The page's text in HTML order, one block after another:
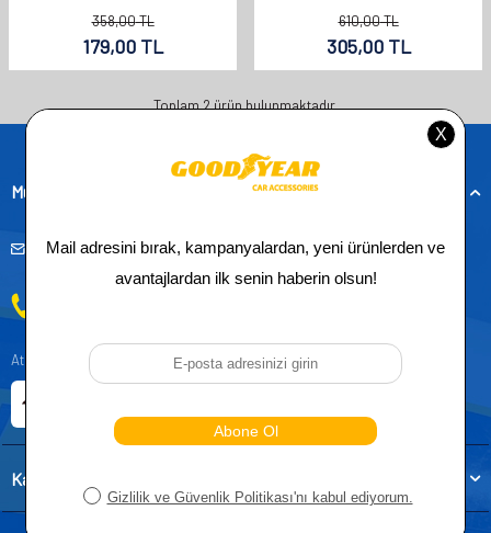
358,00TL
179,00 TL
610,00TL
305,00TL
Toplam2ürün bulunmaktadır.
Müşteri Hizmetleri
musteridestek@goodyearotoaksesuar.com.tr
Atatürk, Kıraç Mevkii, Orhan Veli Cd. D:No:19, 34522 Esenyurt/İstanbul
Kategoriler